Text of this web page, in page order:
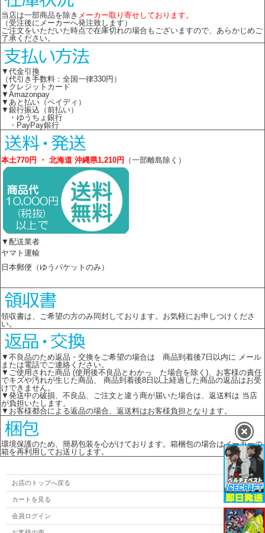
当店は一部商品を除き メーカー取り寄せしております。
（受注後にメーカーへ発注致します）
ご注文をいただいた時点で在庫切れの場合もございますので、あらかじめご
了承ください。
▼代金引換
（代引き手数料：全国一律330円）
▼クレジットカード
▼Amazonpay
▼あと払い（ペイディ）
▼銀行振込（前払い）
・ゆうちょ銀行
・PayPay銀行
本土770円 ・ 北海道 沖縄県1,210円 （一部離島除く）
▼配送業者
ヤマト運輸
日本郵便（ゆうパケットのみ）
領収書は、ご希望の方のみ同封しております。お気軽にお申しつけくださ
い。
▼不良品のため返品・交換をご希望の場合は 商品到着後7日以内に メール
または電話でご連絡ください。
▼ご使用された商品 (使用後不良品とわかっ た場合を除く)、お客様の責任
でキズや汚れが生じた商品、 商品到着後8日以上経過した商品の返品はお受
けできません。
▼発送中の破損、不良品、ご注文と違う商が届いた場合は、返送料は 当店
が負担いたします。
▼お客様都合による返品の場合、返送料はお客様負担となります。
環境保護のため、簡易包装を心がけております。箱梱包の場合はメーカーの
箱を再利用してお送りします。
お店のトップへ戻る
カートを見る
会員ログイン